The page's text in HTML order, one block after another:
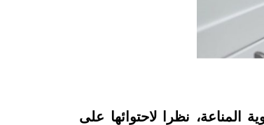
المناعة، نظرا لاحتوائها على